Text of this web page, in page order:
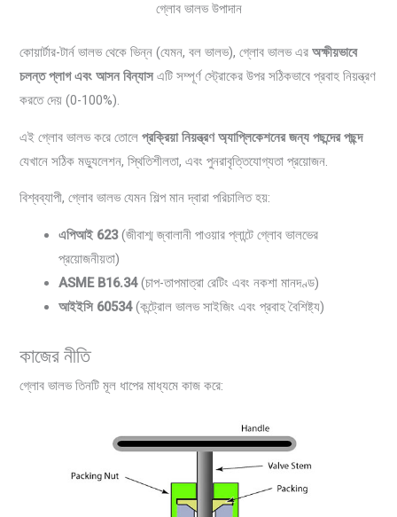
গ্লোব ভালভ উপাদান
কোয়ার্টার-টার্ন ভালভ থেকে ভিন্ন (যেমন, বল ভালভ), গ্লোব ভালভ এরঅক্ষীয়ভাবে
চলন্ত প্লাগ এবং আসন বিন্যাসএটি সম্পূর্ণ স্ট্রোকের উপর সঠিকভাবে প্রবাহ নিয়ন্ত্রণ
করতে দেয় (0-100%).
এই গ্লোব ভালভ করে তোলেপ্রক্রিয়া নিয়ন্ত্রণ অ্যাপ্লিকেশনের জন্য পছন্দের পছন্দ
যেখানে সঠিক মড্যুলেশন, স্থিতিশীলতা, এবং পুনরাবৃত্তিযোগ্যতা প্রয়োজন.
বিশ্বব্যাপী, গ্লোব ভালভ যেমন শিল্প মান দ্বারা পরিচালিত হয়:
এপিআই 623(জীবাশ্ম জ্বালানী পাওয়ার প্লান্টে গ্লোব ভালভের
প্রয়োজনীয়তা)
ASME B16.34(চাপ-তাপমাত্রা রেটিং এবং নকশা মানদণ্ড)
আইইসি 60534(কন্ট্রোল ভালভ সাইজিং এবং প্রবাহ বৈশিষ্ট্য)
কাজের নীতি
গ্লোব ভালভ তিনটি মূল ধাপের মাধ্যমে কাজ করে: